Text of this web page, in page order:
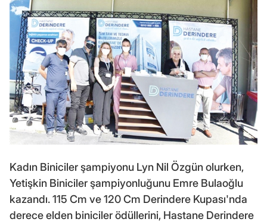
Kadın Biniciler şampiyonu Lyn Nil Özgün olurken,
Yetişkin Biniciler şampiyonluğunu Emre Bulaoğlu
kazandı. 115 Cm ve 120 Cm Derindere Kupası'nda
derece elden biniciler ödüllerini, Hastane Derindere